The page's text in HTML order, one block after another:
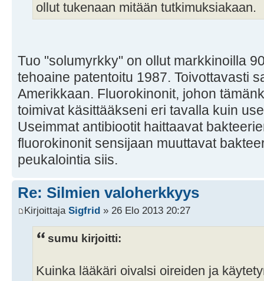
ollut tukenaan mitään tutkimuksiakaan.
Tuo "solumyrkky" on ollut markkinoilla
tehoaine patentoitu 1987. Toivottavasti
Amerikkaan. Fluorokinonit, johon
toimivat käsittääkseni eri tavalla kuin
Useimmat antibiootit haittaavat
fluorokinonit sensijaan muuttavat
peukalointia siis.
Re: Silmien valoherkkyys
Kirjoittaja Sigfrid » 26 Elo 2013 20:27
sumu kirjoitti:
Kuinka lääkäri oivalsi oireiden ja